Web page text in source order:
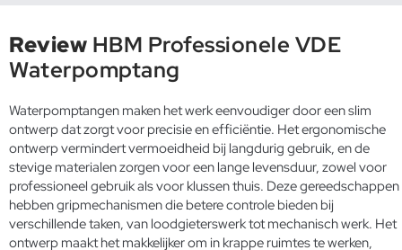
Review HBM Professionele VDE
Waterpomptang
Waterpomptangen maken het werk eenvoudiger door een slim
ontwerp dat zorgt voor precisie en efficiëntie. Het ergonomische
ontwerp vermindert vermoeidheid bij langdurig gebruik, en de
stevige materialen zorgen voor een lange levensduur, zowel voor
professioneel gebruik als voor klussen thuis. Deze gereedschappen
hebben gripmechanismen die betere controle bieden bij
verschillende taken, van loodgieterswerk tot mechanisch werk. Het
ontwerp maakt het makkelijker om in krappe ruimtes te werken,